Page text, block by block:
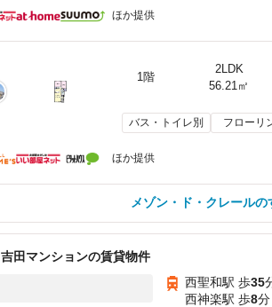
ほか提供
1階
2LDK
56.21㎡
バス・トイレ別 フローリ
ほか提供
メゾン・ド・クレール
吉田マンションの賃貸物件
西聖和駅 歩35
西神楽駅 歩8分